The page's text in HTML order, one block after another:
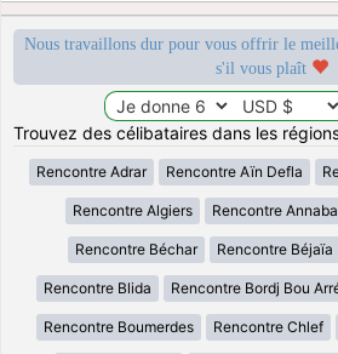
Nous travaillons dur pour vous offrir le
s'il vous plaît
Trouvez des célibataires dans les
Rencontre Adrar Rencontre Aïn Defla
Rencontre Algiers Rencontre Annaba
Rencontre Béchar Rencontre Béjaïa
Rencontre Blida Rencontre Bordj Bou
Rencontre Boumerdes Rencontre Chlef